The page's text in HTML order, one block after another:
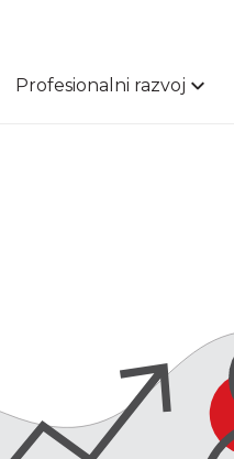
Profesionalni razvoj